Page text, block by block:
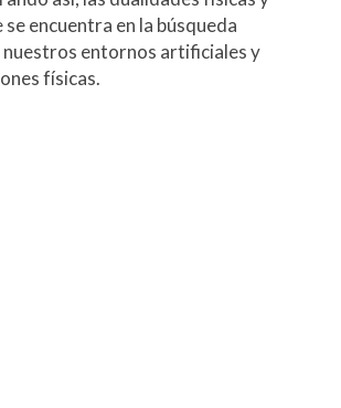
encuentra en la búsqueda
entornos artificiales y
físicas.